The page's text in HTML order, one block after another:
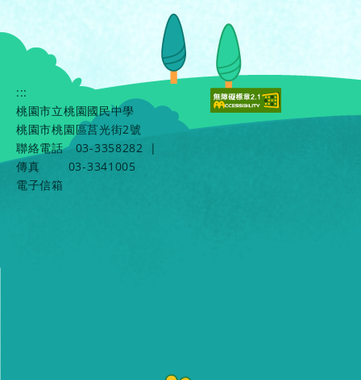
:::
桃園市立桃園國民中學
桃園市桃園區莒光街2號
聯絡電話
03-3358282
|
傳真
03-3341005
電子信箱